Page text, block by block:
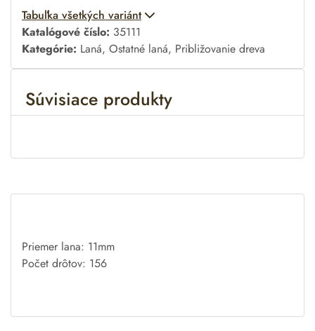
A
l
t
e
n
a
Tabuľka všetkých variánt
Katalógové číslo: 35111
Kategórie: Laná, Ostatné laná, Približovanie dreva
Súvisiace produkty
Priemer lana: 11mm
Počet drôtov: 156